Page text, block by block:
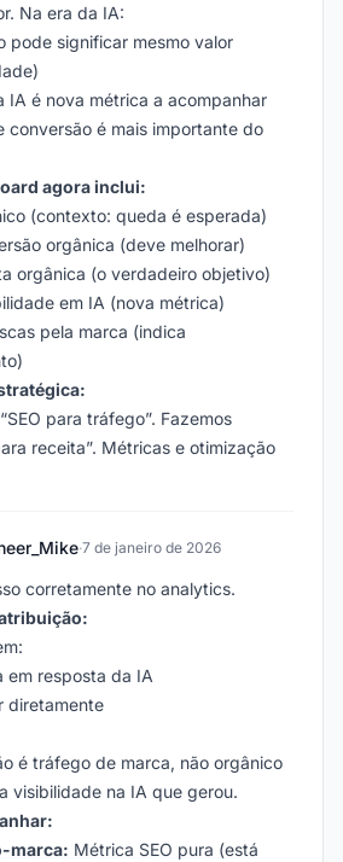
Na era da IA:
pode significar mesmo valor
IA é nova métrica a acompanhar
conversão é mais importante do
agora inclui:
(contexto: queda é esperada)
orgânica (deve melhorar)
orgânica (o verdadeiro objetivo)
em IA (nova métrica)
pela marca (indica
para tráfego”. Fazemos
receita”. Métricas e otimização
·7 de janeiro de 2026
corretamente no analytics.
em resposta da IA
diretamente
é tráfego de marca, não orgânico
visibilidade na IA que gerou.
marca: Métrica SEO pura (está